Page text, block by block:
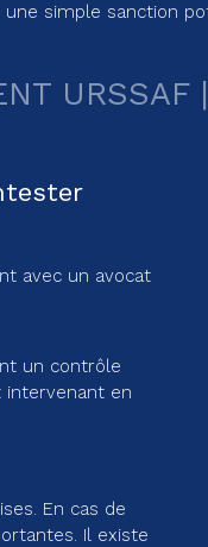
une simple sanction
URSSAF
avec un avocat
un contrôle
intervenant en
En cas de
Il existe